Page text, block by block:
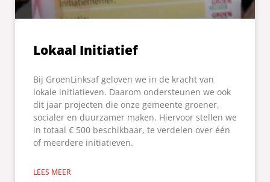
Lokaal Initiatief
Bij GroenLinksaf geloven we in de kracht van
lokale initiatieven. Daarom ondersteunen we ook
dit jaar projecten die onze gemeente groener,
socialer en duurzamer maken. Hiervoor stellen we
in totaal € 500 beschikbaar, te verdelen over één
of meerdere initiatieven.
LEES MEER